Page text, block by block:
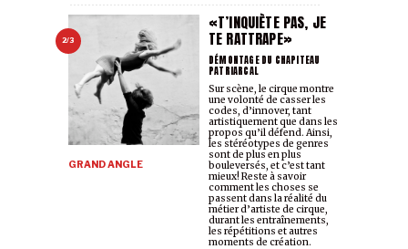
2/3
«T’INQUIÈTE PAS, JE
TE RATTRAPE»
DÉMONTAGE DU CHAPITEAU
PATRIARCAL
GRAND ANGLE
Sur scène, le cirque montre
une volonté de casser les
codes, d’innover, tant
artistiquement que dans les
propos qu’il défend. Ainsi,
les stéréotypes de genres
sont de plus en plus
bouleversés, et c’est tant
mieux! Reste à savoir
comment les choses se
passent dans la réalité du
métier d’artiste de cirque,
durant les entraînements,
les répétitions et autres
moments de création.